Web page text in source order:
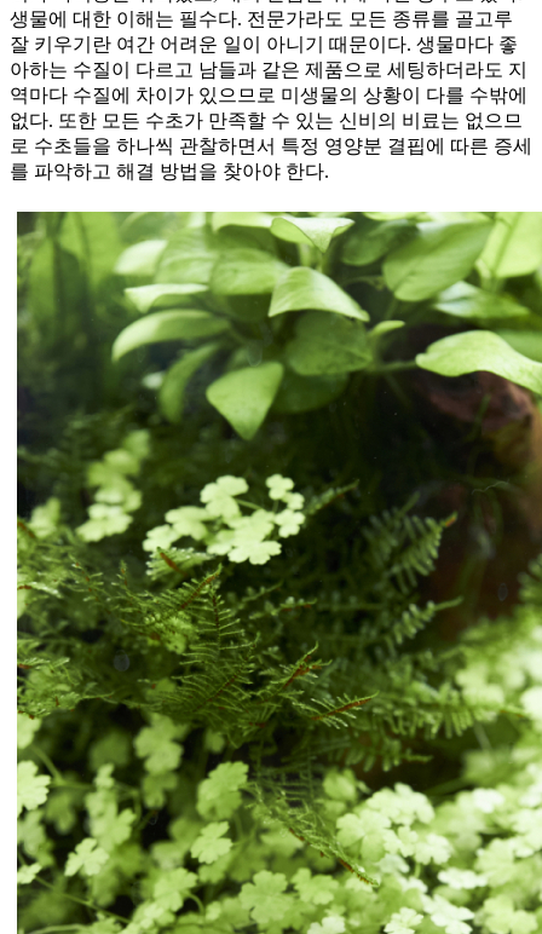
생물에 대한 이해는 필수다. 전문가라도 모든 종류를 골고루
잘 키우기란 여간 어려운 일이 아니기 때문이다. 생물마다 좋
아하는 수질이 다르고 남들과 같은 제품으로 세팅하더라도 지
역마다 수질에 차이가 있으므로 미생물의 상황이 다를 수밖에
없다. 또한 모든 수초가 만족할 수 있는 신비의 비료는 없으므
로 수초들을 하나씩 관찰하면서 특정 영양분 결핍에 따른 증세
를 파악하고 해결 방법을 찾아야 한다.